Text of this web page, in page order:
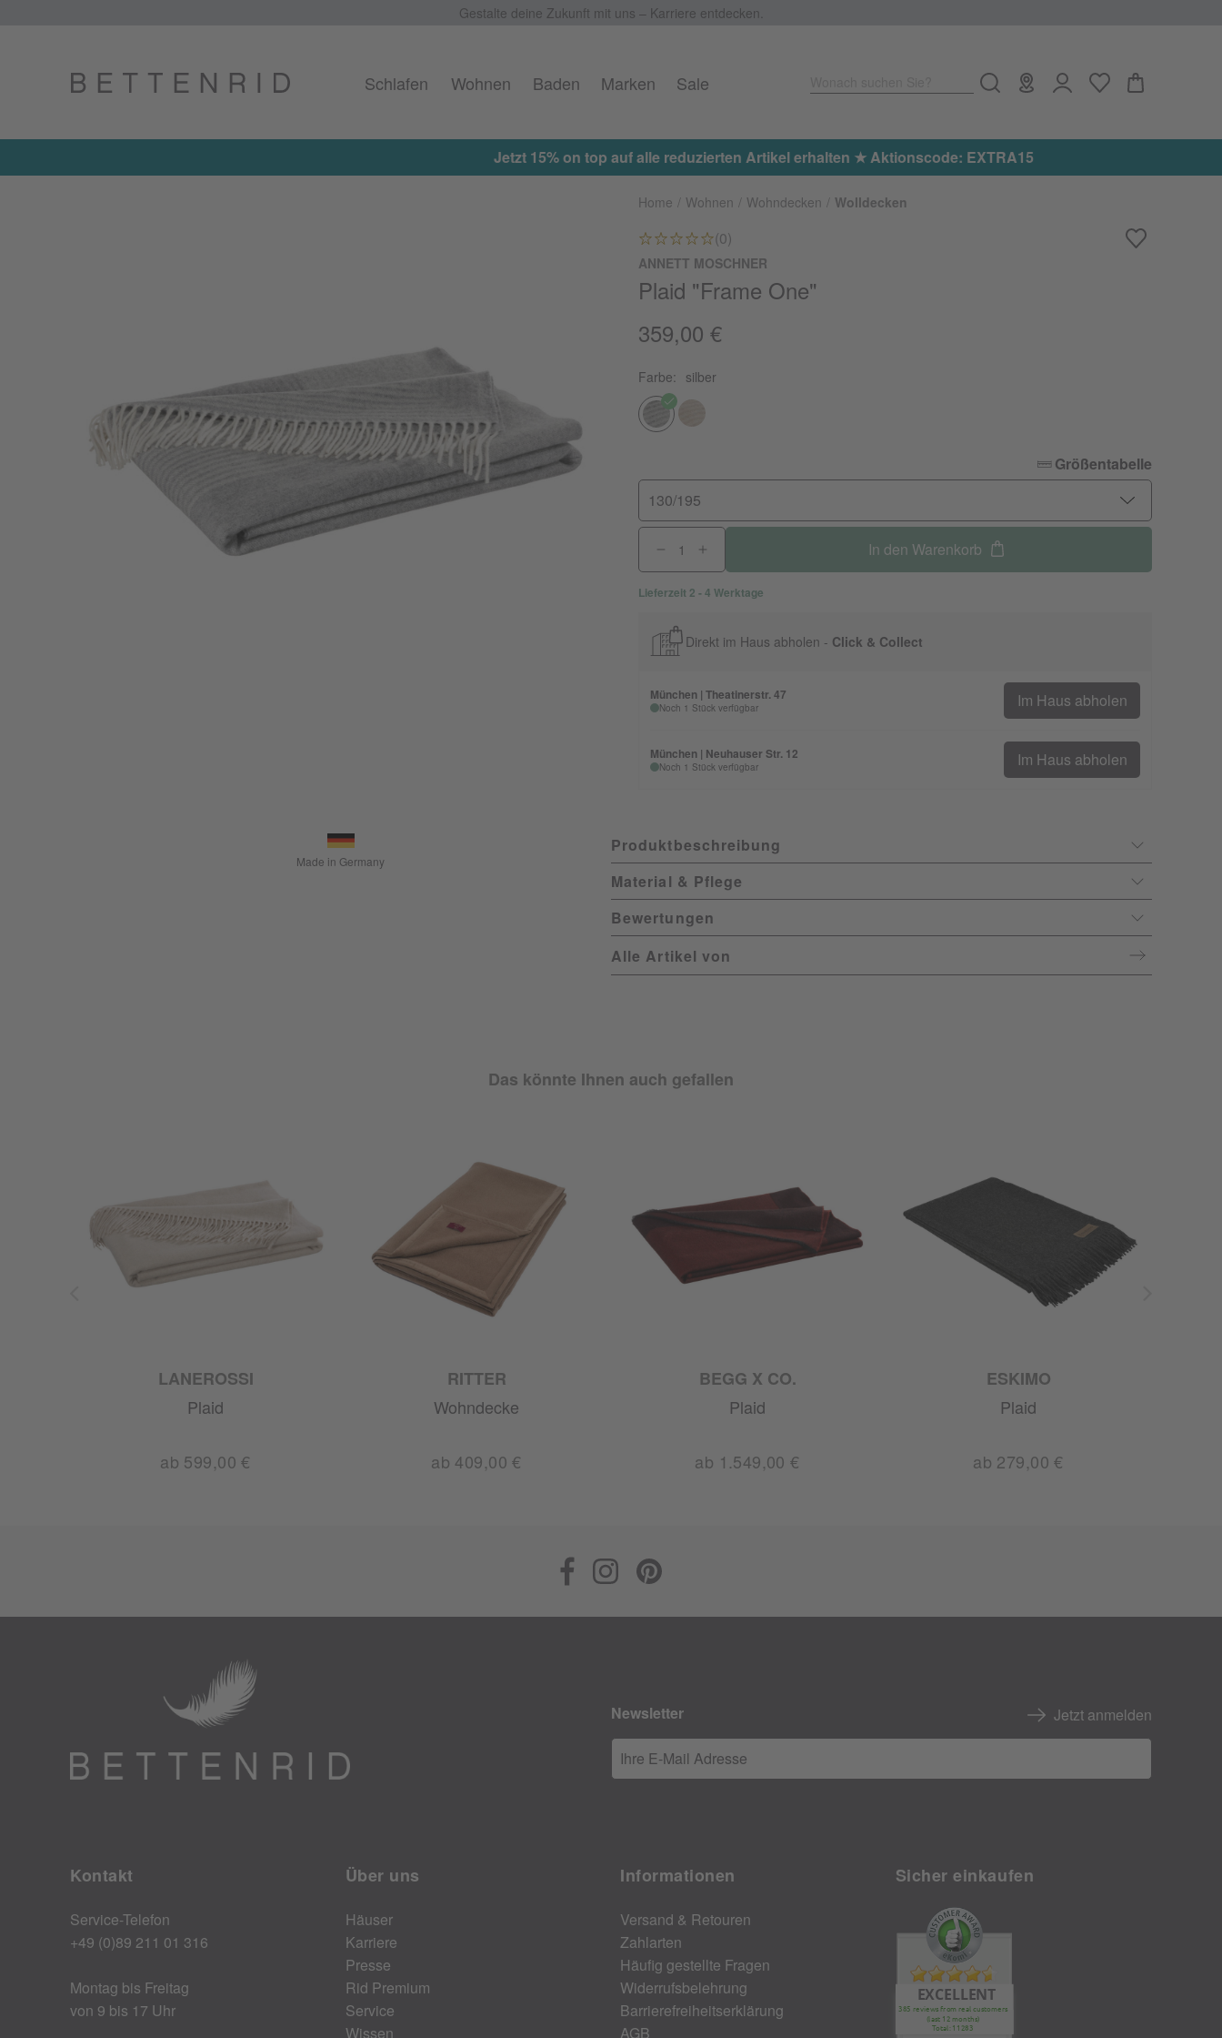
Gestalte deine Zukunft mit uns – Karriere entdecken.
Schlafen Wohnen Baden Marken Sale
Jetzt 15% on top auf alle reduzierten Artikel erhalten ★ Aktionscode: EXTRA15
Home Wohnen Wohndecken Wolldecken
(0)
ANNETT MOSCHNER
Plaid "Frame One"
359,00 €
Farbe: silber
Größentabelle
130/195
In den Warenkorb
Lieferzeit 2 - 4 Werktage
Direkt im Haus abholen - Click & Collect
München | Theatinerstr. 47
Noch 1 Stück verfügbar Im Haus abholen
München | Neuhauser Str. 12
Noch 1 Stück verfügbar Im Haus abholen
Made in Germany
Produktbeschreibung
Material & Pflege
Bewertungen
Alle Artikel von
Das könnte Ihnen auch gefallen
LANEROSSI
Plaid
ab 599,00 €
RITTER
Wohndecke
ab 409,00 €
BEGG X CO.
Plaid
ab 1.549,00 €
ESKIMO
Plaid
ab 279,00 €
Newsletter Jetzt anmelden
Ihre E-Mail Adresse
Kontakt
Service-Telefon
+49 (0)89 211 01 316
Montag bis Freitag
von 9 bis 17 Uhr
Über uns
Häuser
Karriere
Presse
Rid Premium
Service
Wissen
Informationen
Versand & Retouren
Zahlarten
Häufig gestellte Fragen
Widerrufsbelehrung
Barrierefreiheitserklärung
AGB
Sicher einkaufen
EXCELLENT
385 reviews from real customers
(last 12 months)
Total: 11283